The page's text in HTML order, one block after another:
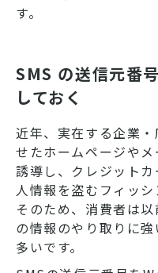
す。
SMS の送信元番
しておく
近年、実在する企業
せたホームページや
誘導し、クレジット
人情報を盗むフィッシ
そのため、消費者は
の情報のやり取りに
多いです。